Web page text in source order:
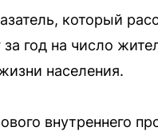
который
год на число
населения.
внутреннего